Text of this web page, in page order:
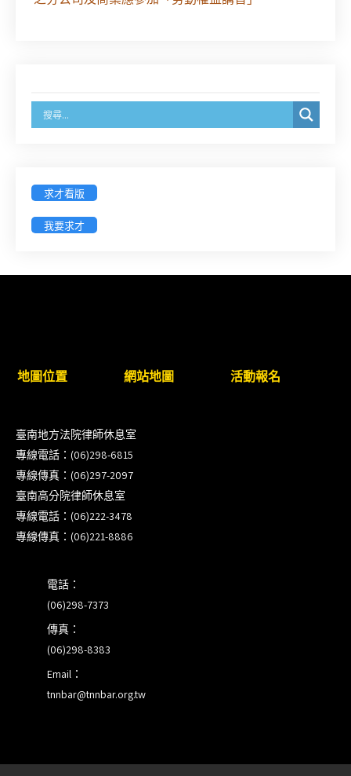
徵詢有意願擔任臺南市115年度國民中小學法治教育
新竹律師公會8/21(五)舉辦「AI職場應用」進修課程
（8/17截止報名，額滿提前截止，實體＋線上同
步）
【重要公告】115年職場霸凌調查專業人才(律師)培
本會訂於115年8月15日(六)上午舉辦「使用AI如何幫
助整理資訊?談法律工作中的應用與風險」課程(8/7
前報名，實體+線上併行)
徵詢有意願擔任程序監理人之會員(115/8/14截止)
求才看版
我要求才
地圖位置 網站地圖 活動報名
臺南地方法院律師休息室
專線電話：(06)298-6815
專線傳真：(06)297-2097
臺南高分院律師休息室
專線電話：(06)222-3478
專線傳真：(06)221-8886
電話：
(06)298-7373
傳真：
(06)298-8383
Email：
tnnbar@tnnbar.org.tw